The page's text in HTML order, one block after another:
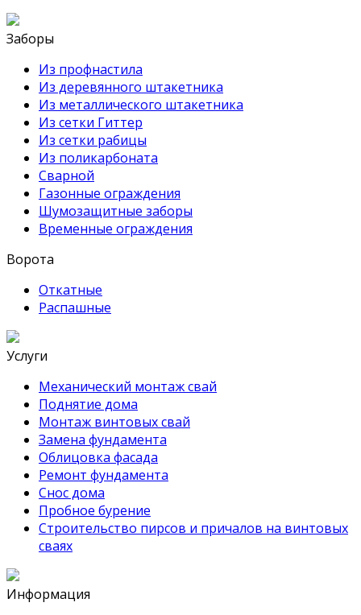
Заборы
Из профнастила
Из деревянного штакетника
Из металлического штакетника
Из сетки Гиттер
Из сетки рабицы
Из поликарбоната
Сварной
Газонные ограждения
Шумозащитные заборы
Временные ограждения
Ворота
Откатные
Распашные
Услуги
Механический монтаж свай
Поднятие дома
Монтаж винтовых свай
Замена фундамента
Облицовка фасада
Ремонт фундамента
Снос дома
Пробное бурение
Строительство пирсов и причалов на винтовых
сваях
Информация